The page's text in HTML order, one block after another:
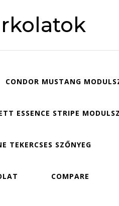
CONDOR MUSTANG
ESSENCE STRIPE
TEKERCSES SZŐNYEG
COMPARE